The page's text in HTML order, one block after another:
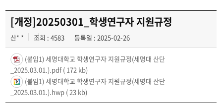
[개정]20250301_학생연구자 지원규정
산* * 조회 : 4583 등록일 : 2025-02-26
(붙임1) 세명대학교 학생연구자 지원규정(세명대 산단
_2025.03.01.).pdf( 172 kb)
(붙임1) 세명대학교 학생연구자 지원규정(세명대 산단
_2025.03.01.).hwp ( 23 kb)